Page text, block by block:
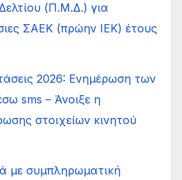
(Π.Μ.Δ.) για
ΣΑΕΚ (πρώην ΙΕΚ) έτους
2026: Ενημέρωση των
sms – Άνοιξε η
στοιχείων κινητού
με συμπληρωματική